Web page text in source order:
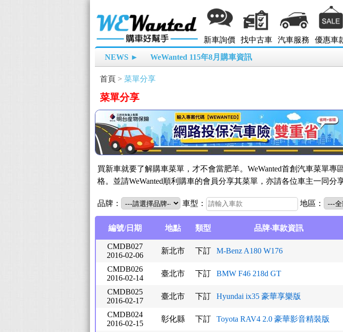
新車詢價 找中古車 汽車服務 優惠車
NEWS ► WeWanted 115年8月購車資訊
首頁 > 菜單分享
菜單分享
買新車就要了解購車菜單，才不會當肥羊。WeWanted首創汽車菜單
格。並請WeWanted順利購車的會員分享其菜單，亦請各位車主一同分
品牌： 車型： 地區：
編號/日期 地點 類型 品牌‧車款資訊
CMDB027
2016-02-06
新北市 下訂 M-Benz A180 W176
CMDB026
2016-02-14
臺北市 下訂 BMW F46 218d GT
CMDB025
2016-02-17
臺北市 下訂 Hyundai ix35 豪華享樂版
CMDB024
2016-02-15
彰化縣 下訂 Toyota RAV4 2.0 豪華影音精裝版